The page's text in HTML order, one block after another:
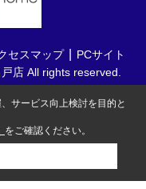
セスマップ
PCサイト
店 All rights reserved.
サービス向上検討を目的と
をご確認ください。